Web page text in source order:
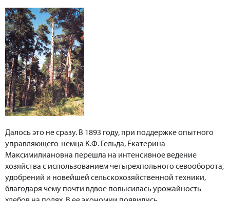
Далось это не сразу. В 1893 году, при поддержке опытного
управляющего-немца К.Ф. Гельда, Екатерина
Максимилиановна перешла на интенсивное ведение
хозяйства с использованием четырехпольного севооборота,
удобрений и новейшей сельскохозяйственной техники,
благодаря чему почти вдвое повысилась урожайность